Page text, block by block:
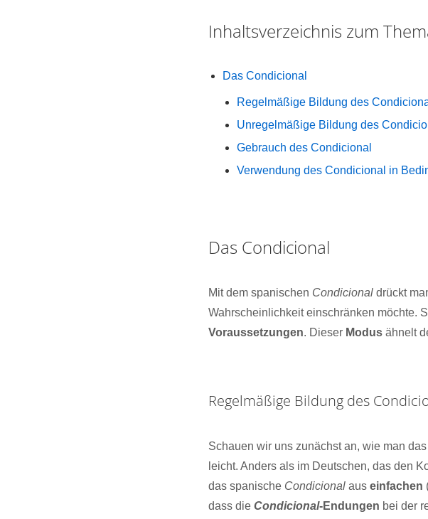
Inhaltsverzeichnis zum
Das Condicional
Regelmäßige Bildung des
Unregelmäßige Bildung des
Gebrauch des Condicional
Verwendung des Condicional in
Das Condicional
Mit dem spanischen Condicional drückt
Wahrscheinlichkeit einschränken möchte.
Voraussetzungen. Dieser Modus ähnelt
Regelmäßige Bildung des
Schauen wir uns zunächst an, wie man
leicht. Anders als im Deutschen, das den
das spanische Condicional auseinfachen
dass dieCondicional-Endungen bei der